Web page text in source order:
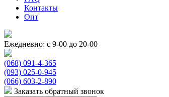
Контакты
Опт
Ежедневно: с 9-00 до 20-00
(068) 091-4-365
(093) 025-0-945
(066) 603-2-890
Заказать обратный звонок